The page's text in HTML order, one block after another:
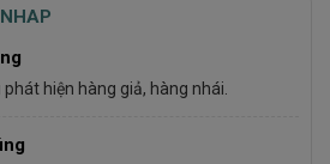
phát hiện hàng giả, hàng nhái.